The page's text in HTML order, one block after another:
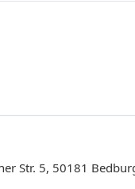
Str. 5, 50181